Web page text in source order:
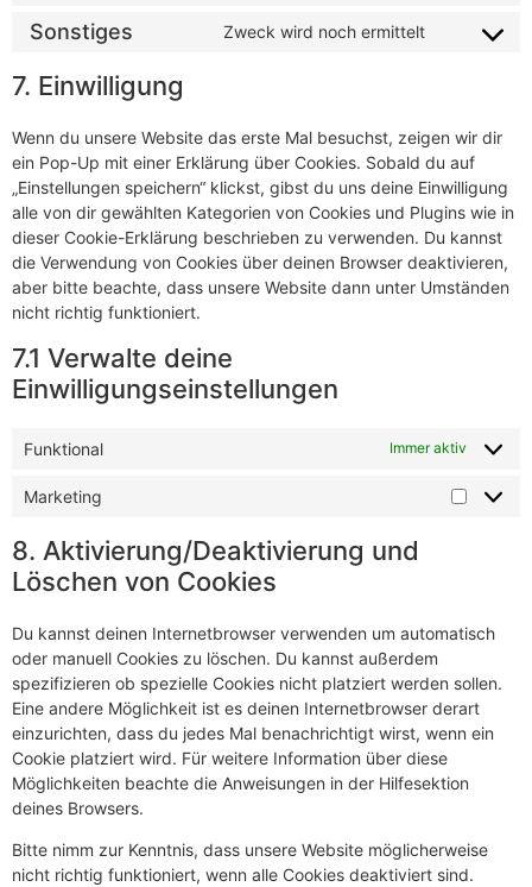
Sonstiges Zweck wird noch ermittelt
7. Einwilligung
Wenn du unsere Website das erste Mal besuchst, zeigen wir dir
ein Pop-Up mit einer Erklärung über Cookies. Sobald du auf
„Einstellungen speichern“ klickst, gibst du uns deine Einwilligung
alle von dir gewählten Kategorien von Cookies und Plugins wie in
dieser Cookie-Erklärung beschrieben zu verwenden. Du kannst
die Verwendung von Cookies über deinen Browser deaktivieren,
aber bitte beachte, dass unsere Website dann unter Umständen
nicht richtig funktioniert.
7.1 Verwalte deine
Einwilligungseinstellungen
Funktional Immer aktiv
Marketing
8. Aktivierung/Deaktivierung und
Löschen von Cookies
Du kannst deinen Internetbrowser verwenden um automatisch
oder manuell Cookies zu löschen. Du kannst außerdem
spezifizieren ob spezielle Cookies nicht platziert werden sollen.
Eine andere Möglichkeit ist es deinen Internetbrowser derart
einzurichten, dass du jedes Mal benachrichtigt wirst, wenn ein
Cookie platziert wird. Für weitere Information über diese
Möglichkeiten beachte die Anweisungen in der Hilfesektion
deines Browsers.
Bitte nimm zur Kenntnis, dass unsere Website möglicherweise
nicht richtig funktioniert, wenn alle Cookies deaktiviert sind.